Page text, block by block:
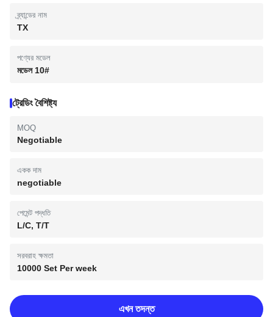
ব্র্যান্ডের নাম
TX
পণ্যের মডেল
মডেল 10#
ট্রেডিং বৈশিষ্ট্য
MOQ
Negotiable
একক দাম
negotiable
পেমেন্ট পদ্ধতি
L/C, T/T
সরবরাহ ক্ষমতা
10000 Set Per week
এখন তদন্ত